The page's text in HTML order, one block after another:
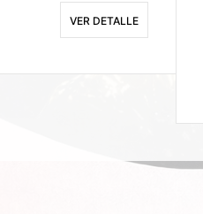
VER DETALLE